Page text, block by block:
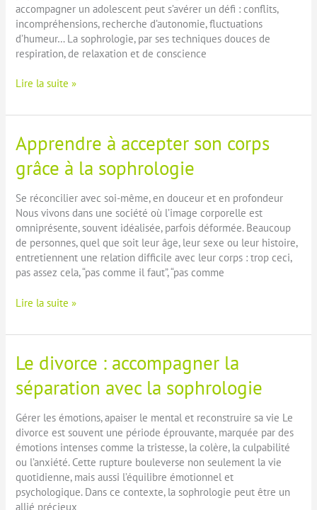
accompagner un adolescent peut s’avérer un défi : conflits,
incompréhensions, recherche d’autonomie, fluctuations
d’humeur… La sophrologie, par ses techniques douces de
respiration, de relaxation et de conscience
Gérer
enfant
l’adolescence
grâce
à
sophrologie
Lire la suite »
Apprendre à accepter son corps
grâce à la sophrologie
Se réconcilier avec soi-même, en douceur et en profondeur
Nous vivons dans une société où l’image corporelle est
omniprésente, souvent idéalisée, parfois déformée. Beaucoup
de personnes, quel que soit leur âge, leur sexe ou leur histoire,
entretiennent une relation difficile avec leur corps : trop ceci,
pas assez cela, “pas comme il faut”, “pas comme
Apprendre
accepter
corps
à
sophrologie
Lire la suite »
Le divorce : accompagner la
séparation avec la sophrologie
Gérer les émotions, apaiser le mental et reconstruire sa vie Le
divorce est souvent une période éprouvante, marquée par des
émotions intenses comme la tristesse, la colère, la culpabilité
ou l’anxiété. Cette rupture bouleverse non seulement la vie
quotidienne, mais aussi l’équilibre émotionnel et
psychologique. Dans ce contexte, la sophrologie peut être un
allié précieux